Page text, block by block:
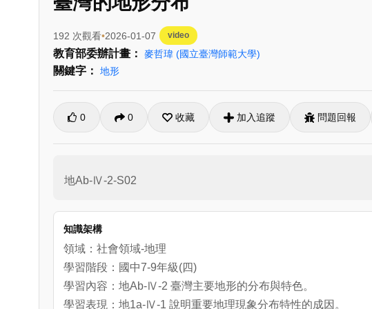
192 次觀看 2026-01-07 video
教育部委辦計畫： 麥哲瑋 (國立臺灣師範大學)
關鍵字： 地形
0 0 收藏 加入追蹤 問題回報
地Ab-Ⅳ-2-S02
知識架構
領域：社會領域-地理
學習階段：國中7-9年級(四)
學習內容：地Ab-Ⅳ-2 臺灣主要地形的分布與特色。
學習表現：地1a-Ⅳ-1 說明重要地理現象分布特性的成因。